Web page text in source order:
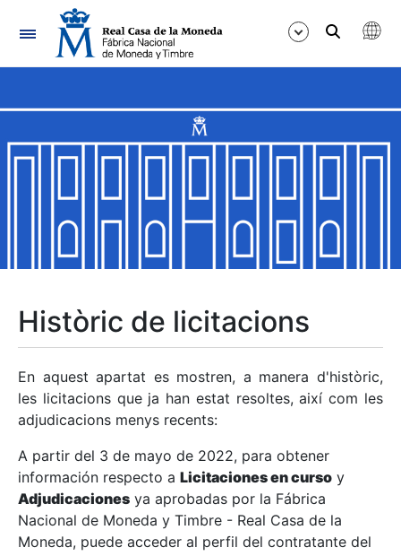
Navegació
Mostra/Amaga
Mostra/Amaga
Mostra/Amaga
Mostra/Amaga
Mostra/Amaga
Històric de licitacions
En aquest apartat es mostren, a manera d'històric,
les licitacions que ja han estat resoltes, així com les
adjudicacions menys recents:
A partir del 3 de mayo de 2022, para obtener
información respecto a Licitaciones en curso y
Adjudicaciones ya aprobadas por la Fábrica
Nacional de Moneda y Timbre - Real Casa de la
Moneda, puede acceder al perfil del contratante del